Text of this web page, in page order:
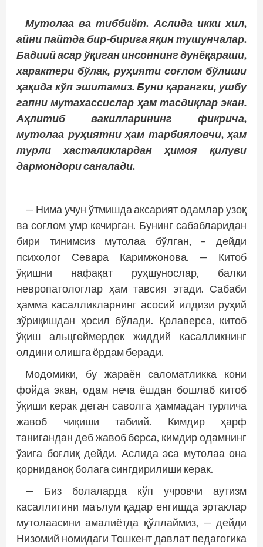
Мутолаа ва тиббиёт. Аслида икки хил,
айни пайтда бир-бирига яқин тушунчалар.
Бадиий асар ўқиган инсоннинг дунёқараши,
характери бўлак, руҳияти соғлом бўлиши
ҳақида кўп эшитамиз. Буни қарангки, ушбу
гапни мутахассислар ҳам тасдиқлар экан.
Аҳлитиб вакилларининг фикрича,
мутолаа руҳиятни ҳам тарбияловчи, ҳам
турли хасталиклардан ҳимоя қилуви
дармондори саналади.
— Нима учун ўтмишда аксарият одамлар узоқ
ва соғлом умр кечирган. Бунинг сабабларидан
бири тинимсиз мутолаа бўлган, – дей­ди
психолог Севара Каримжонова. — Китоб
ўқишни нафақат руҳшунослар, балки
невропатологлар ҳам тавсия этади. Сабаби
ҳамма касалликларнинг асосий илдизи руҳий
зўриқишдан ҳосил бўлади. Қолаверса, китоб
ўқиш альцгеймердек жиддий касалликнинг
олдини олишга ёрдам беради.
Модомики, бу жараён саломатликка кони
фойда экан, одам неча ёшдан бошлаб китоб
ўқиши керак деган саволга ҳаммадан турлича
жавоб чиқиши табиий. Кимдир ҳарф
танигандан деб жавоб берса, кимдир одамнинг
ўзига боғлиқ дейди. Аслида эса мутолаа она
қорниданоқ болага сингдирилиши керак.
— Биз болаларда кўп учровчи аутизм
касаллигини маълум қадар енгишда эртаклар
мутолаасини амалиётда қўллаймиз, — дейди
Низомий номидаги Тошкент давлат педагогика